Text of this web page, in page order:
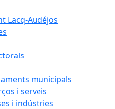
Lacq-Audéjos
municipals
i serveis
i indústries